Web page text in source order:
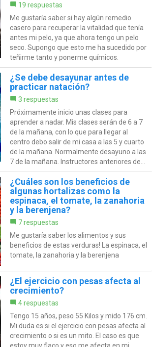
19 respuestas
Me gustaría saber si hay algún remedio
casero para recuperar la vitalidad que tenía
antes mi pelo, ya que ahora tengo un pelo
seco. Supongo que esto me ha sucedido por
teñirme tanto y ponerme químicos.
¿Se debe desayunar antes de
practicar natación?
3 respuestas
Próximamente inicio unas clases para
aprender a nadar. Mis clases serán de 6 a 7
de la mañana, con lo que para llegar al
centro debo salir de mi casa a las 5 y cuarto
de la mañana. Normalmente desayuno a las
7 de la mañana. Instructores anteriores de...
¿Cuáles son los beneficios de
algunas hortalizas como la
espinaca, el tomate, la zanahoria
y la berenjena?
7 respuestas
Me gustaría saber los alimentos y sus
beneficios de estas verduras! La espinaca, el
tomate, la zanahoria y la berenjena
¿El ejercicio con pesas afecta al
crecimiento?
4 respuestas
Tengo 15 años, peso 55 Kilos y mido 176 cm.
Mi duda es si el ejercicio con pesas afecta al
crecimiento o si es un mito. El caso es que
estoy muy flaco y eso me afecta en mi